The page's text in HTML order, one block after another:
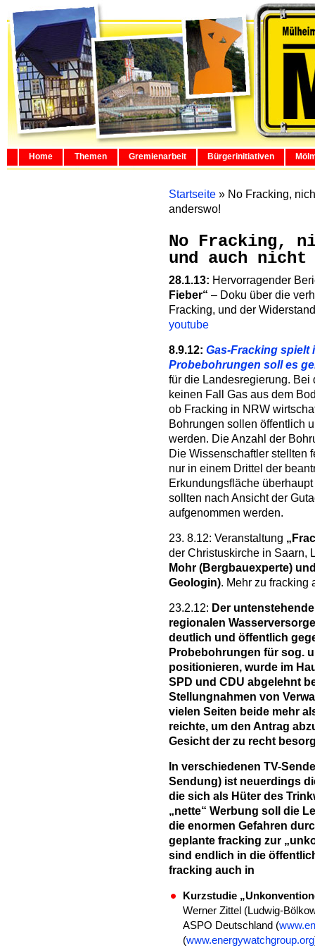
Home Themen Gremienarbeit Bürgerinitiativen
Startseite » No Fracking,
anderswo!
No Fracking,
und auch nicht
28.1.13: Hervorragender
Fieber“ – Doku über die
Fracking, und der
youtube
8.9.12: Gas-Fracking spielt
Probebohrungen soll es
für die Landesregierung.
keinen Fall Gas aus dem
ob Fracking in NRW
Bohrungen sollen öffentlich
werden. Die Anzahl der
Die Wissenschaftler stellten
nur in einem Drittel der
Erkundungsfläche
sollten nach Ansicht der
aufgenommen werden.
23. 8.12: Veranstaltung
der Christuskirche in Saarn,
Mohr (Bergbauexperte)
Geologin). Mehr zu fracking
23.2.12: Der
regionalen
deutlich und öffentlich
Probebohrungen für sog.
positionieren, wurde im
SPD und CDU abgelehnt
Stellungnahmen von
vielen Seiten beide mehr
reichte, um den Antrag
Gesicht der zu recht
In verschiedenen TV-
Sendung) ist neuerdings
die sich als Hüter des
„nette“ Werbung soll die
die enormen Gefahren
geplante fracking zur
sind endlich in die
fracking auch in
Kurzstudie
Werner Zittel (Ludwig-
ASPO Deutschland (
(www.energywatchgroup.org